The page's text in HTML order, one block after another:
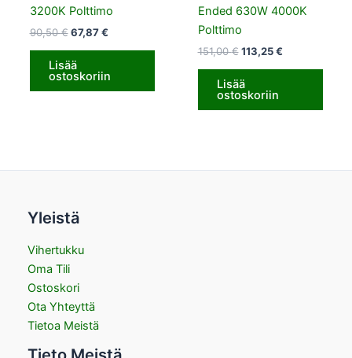
3200K Polttimo
90,50€ 67,87€
Lisää
ostoskoriin
Ended 630W 4000K
Polttimo
151,00€ 113,25€
Lisää
ostoskoriin
Yleistä
Vihertukku
Oma Tili
Ostoskori
Ota Yhteyttä
Tietoa Meistä